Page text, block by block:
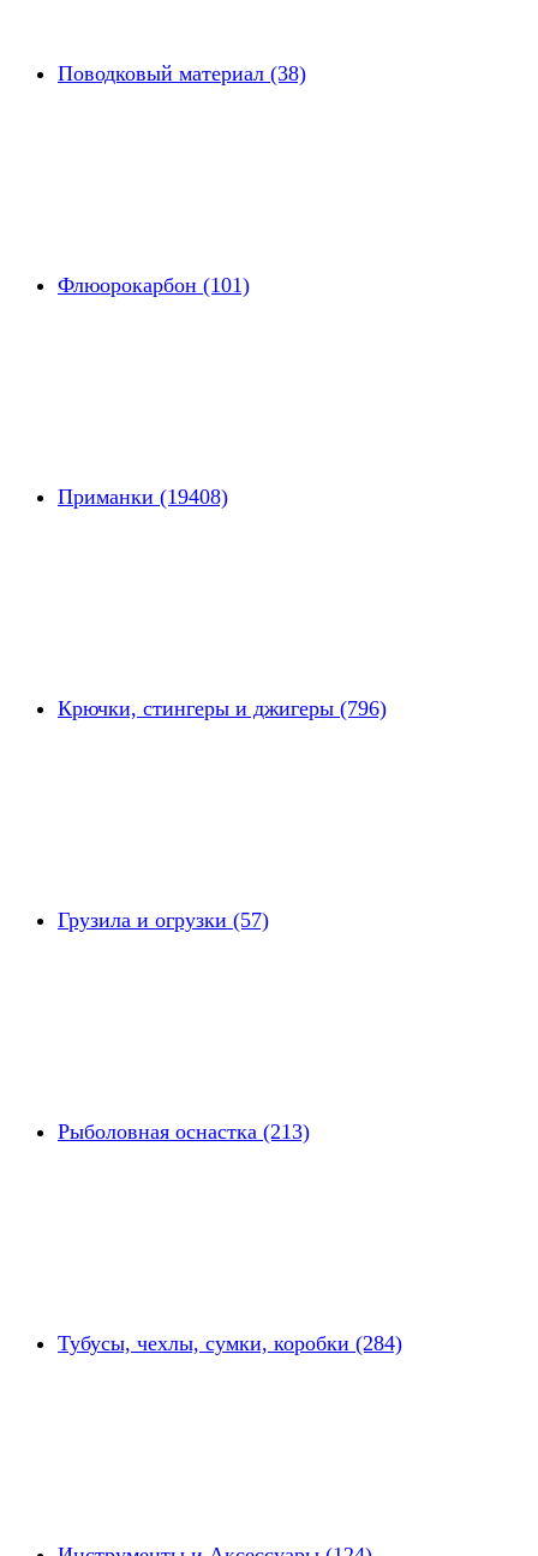
Поводковый материал (38)
Флюорокарбон (101)
Приманки (19408)
Крючки, стингеры и джигеры (796)
Грузила и огрузки (57)
Рыболовная оснастка (213)
Тубусы, чехлы, сумки, коробки (284)